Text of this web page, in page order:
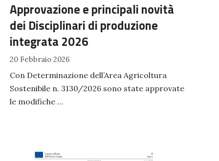
Approvazione e principali novità
dei Disciplinari di produzione
integrata 2026
20 Febbraio 2026
Con Determinazione dell’Area Agricoltura
Sostenibile n. 3130/2026 sono state approvate
le modifiche …